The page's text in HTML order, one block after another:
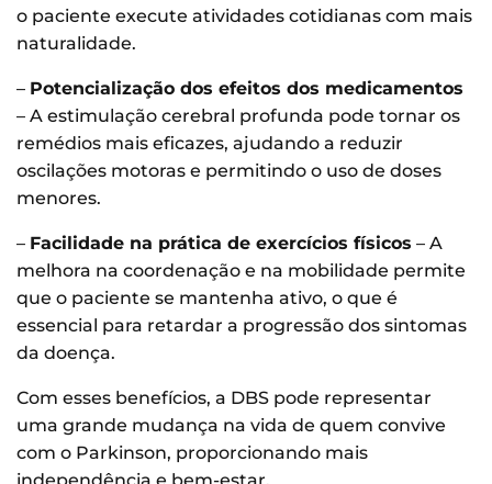
o paciente execute atividades cotidianas com mais
naturalidade.
– Potencialização dos efeitos dos medicamentos
– A estimulação cerebral profunda pode tornar os
remédios mais eficazes, ajudando a reduzir
oscilações motoras e permitindo o uso de doses
menores.
– Facilidade na prática de exercícios físicos – A
melhora na coordenação e na mobilidade permite
que o paciente se mantenha ativo, o que é
essencial para retardar a progressão dos sintomas
da doença.
Com esses benefícios, a DBS pode representar
uma grande mudança na vida de quem convive
com o Parkinson, proporcionando mais